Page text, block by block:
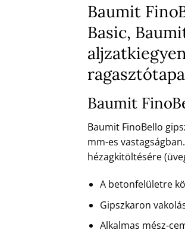
Baumit
Basic,
Baumit
Baumit FinoBello
mm-es
hézagkitöltésére
A betonfelületre
Gipszkaron
Alkalmas mész-